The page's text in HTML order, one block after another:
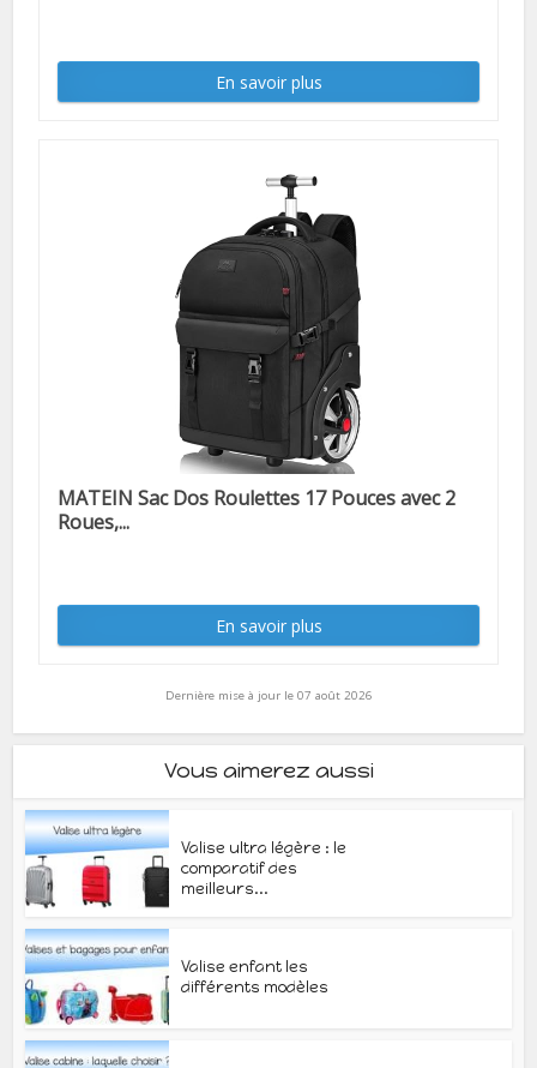
En savoir plus
MATEIN Sac Dos Roulettes 17 Pouces avec 2
Roues,...
En savoir plus
Dernière mise à jour le 07 août 2026
Vous aimerez aussi
Valise ultra légère : le
comparatif des
meilleurs...
Valise enfant les
différents modèles